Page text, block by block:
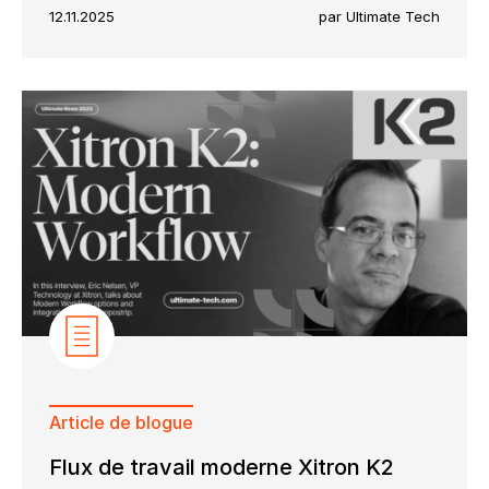
12.11.2025 par Ultimate Tech
Article de blogue
Flux de travail moderne Xitron K2